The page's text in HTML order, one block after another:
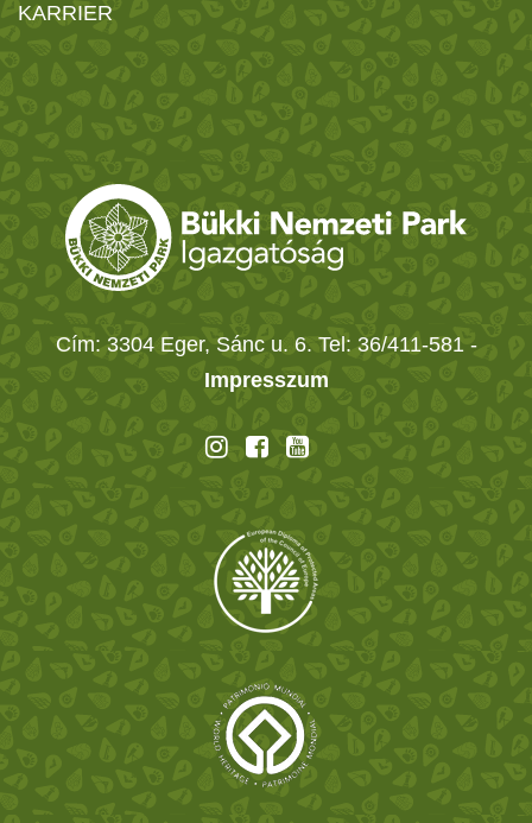
KARRIER
Cím: 3304 Eger, Sánc u. 6. Tel: 36/411-581 -
Impresszum